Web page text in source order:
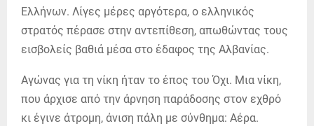
Ελλήνων. Λίγες μέρες αργότερα, ο ελληνικός
στρατός πέρασε στην αντεπίθεση, απωθώντας τους
εισβολείς βαθιά μέσα στο έδαφος της Αλβανίας.
Αγώνας για τη νίκη ήταν το έπος του Όχι. Μια νίκη,
που άρχισε από την άρνηση παράδοσης στον εχθρό
κι έγινε άτρομη, άνιση πάλη με σύνθημα: Αέρα.